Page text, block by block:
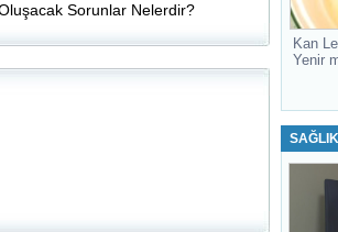
Sorunlar Nelerdir?
Kan
Yenir